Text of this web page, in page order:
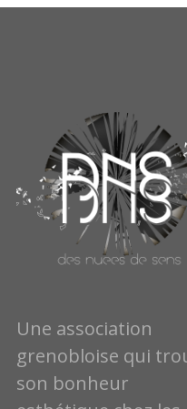
Une association
grenobloise qui
son bonheur